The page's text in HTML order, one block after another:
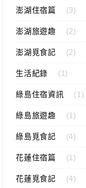
澎湖住宿篇 (3)
澎湖旅遊趣 (2)
澎湖覓食記 (2)
生活紀錄 (1)
綠島住宿資訊 (1)
綠島旅遊趣 (1)
綠島覓食記 (4)
花蓮住宿篇 (1)
花蓮覓食記 (4)